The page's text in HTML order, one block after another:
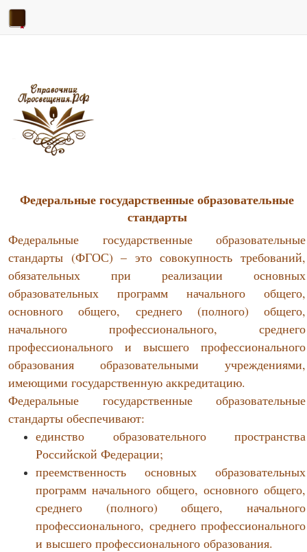
Федеральные государственные образовательные
стандарты
Федеральные государственные образовательные
стандарты (ФГОС) – это совокупность требований,
обязательных при реализации основных
образовательных программ начального общего,
основного общего, среднего (полного) общего,
начального профессионального, среднего
профессионального и высшего профессионального
образования образовательными учреждениями,
имеющими государственную аккредитацию.
Федеральные государственные образовательные
стандарты обеспечивают:
единство образовательного пространства
Российской Федерации;
преемственность основных образовательных
программ начального общего, основного общего,
среднего (полного) общего, начального
профессионального, среднего профессионального
и высшего профессионального образования.